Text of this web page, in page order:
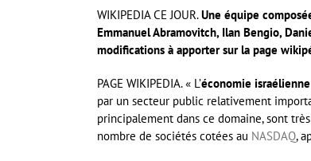
WIKIPEDIA CE JOUR.Une équipe
Emmanuel Abramovitch, Ilan Bengio,
modifications à apporter sur la page
PAGE WIKIPEDIA. « L’économie israélienne
par un secteur public relativement
principalement dans ce domaine, sont
nombre de sociétés cotées au NASDAQ,